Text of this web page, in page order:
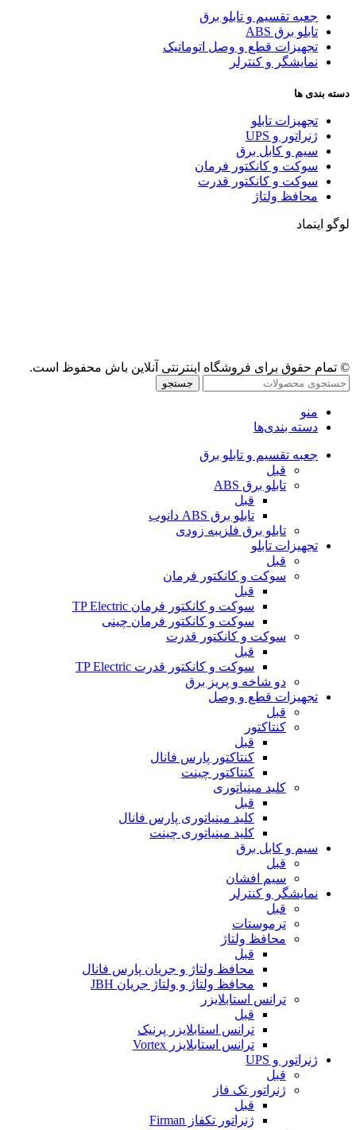
جعبه تقسیم و تابلو برق
تابلو برق ABS
تجهیزات قطع و وصل اتوماتیک
نمایشگر و کنترلر
دسته بندی ها
تجهیزات تابلو
ژنراتور و UPS
سیم و کابل برق
سوکت و کانکتور فرمان
سوکت و کانکتور قدرت
محافظ ولتاژ
لوگو اینماد
© تمام حقوق برای فروشگاه اینترنتی آنلاین باش محفوظ است.
جستجو
منو
دسته بندی‌ها
جعبه تقسیم و تابلو برق
قبل
تابلو برق ABS
قبل
تابلو برق ABS دانوب
تابلو برق فلزیبه زودی
تجهیزات تابلو
قبل
سوکت و کانکتور فرمان
قبل
سوکت و کانکتور فرمان TP Electric
سوکت و کانکتور فرمان چینی
سوکت و کانکتور قدرت
قبل
سوکت و کانکتور قدرت TP Electric
دو شاخه و پریز برق
تجهیزات قطع و وصل
قبل
کنتاکتور
قبل
کنتاکتور پارس فانال
کنتاکتور چینت
کلید مینیاتوری
قبل
کلید مینیاتوری پارس فانال
کلید مینیاتوری چینت
سیم و کابل برق
قبل
سیم افشان
نمایشگر و کنترلر
قبل
ترموستات
محافظ ولتاژ
قبل
محافظ ولتاژ و جریان پارس فانال
محافظ ولتاژ و ولتاژ جریان JBH
ترانس استابلایزر
قبل
ترانس استابلایزر پرنیک
ترانس استابلایزر Vortex
ژنراتور و UPS
قبل
ژنراتور تک فاز
قبل
ژنراتور تکفاز Firman